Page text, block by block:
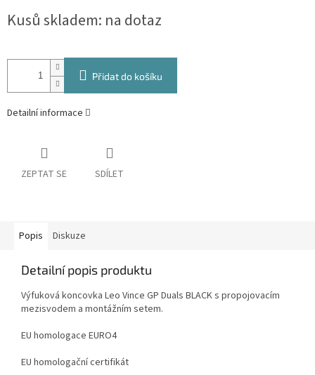
cena:
Kusů skladem: na dotaz
Přidat do košíku
Detailní informace
ZEPTAT SE SDÍLET
Popis Diskuze
Detailní popis produktu
Výfuková koncovka Leo Vince GP Duals BLACK s propojovacím
mezisvodem a montážním setem.
EU homologace EURO4
EU homologační certifikát